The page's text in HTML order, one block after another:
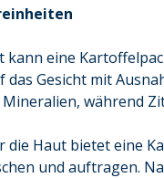
kann eine
das Gesicht mit
während
die Haut bietet eine
und auftragen.